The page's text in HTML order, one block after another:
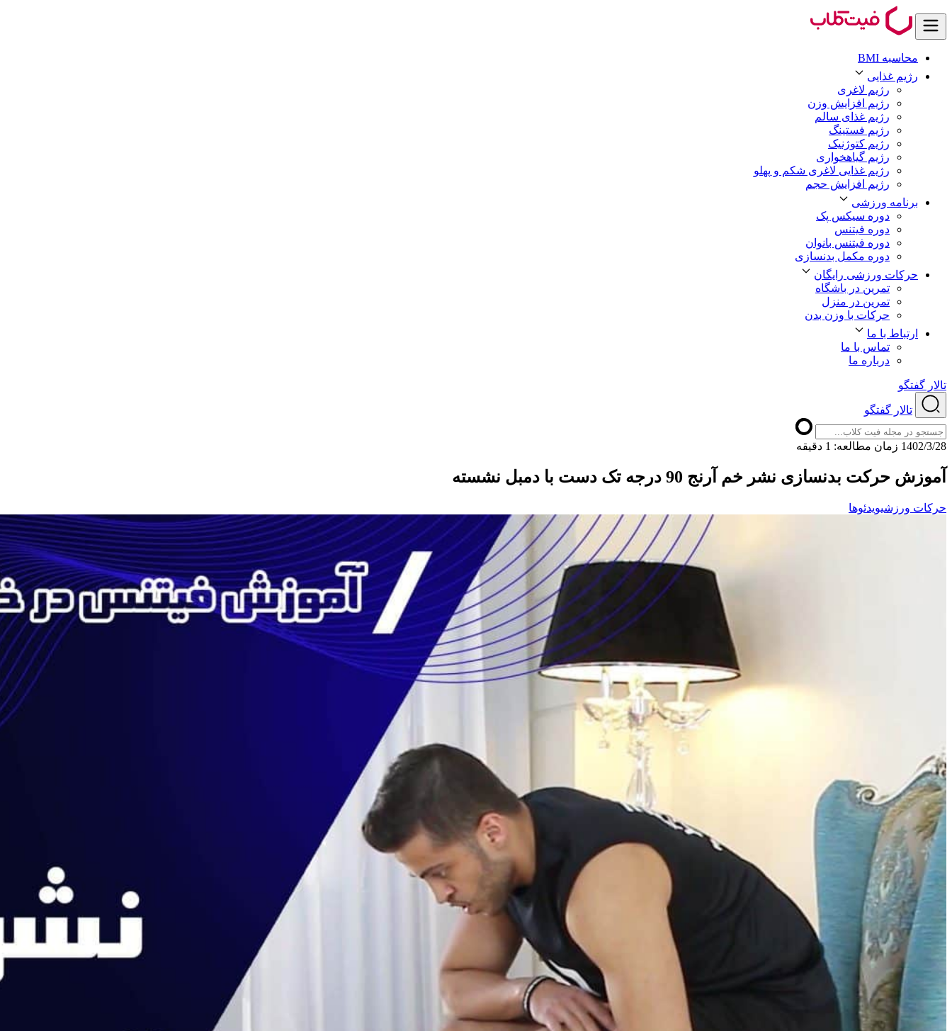
محاسبه BMI
رژیم غذایی
رژیم لاغری
رژیم افزایش وزن
رژیم غذای سالم
رژیم فستینگ
رژیم کتوژنیک
رژیم گیاهخواری
رژیم غذایی لاغری شکم و پهلو
رژیم افزایش حجم
برنامه ورزشی
دوره سیکس پک
دوره فیتنس
دوره فیتنس بانوان
دوره مکمل بدنسازی
حرکات ورزشی رایگان
تمرین در باشگاه
تمرین در منزل
حرکات با وزن بدن
ارتباط با ما
تماس با ما
درباره ما
تالار گفتگو
تالار گفتگو
1402/3/28 ﺯﻣﺎﻥ ﻣﻄﺎﻟﻌﻪ: 1 دقیقه
آموزش حرکت بدنسازی نشر خم آرنج 90 درجه تک دست با دمبل نشسته
حرکات ورزشیویدئوها